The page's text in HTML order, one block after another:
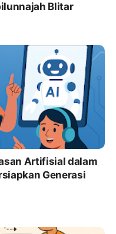
Blitar
Artifisial dalam
Generasi